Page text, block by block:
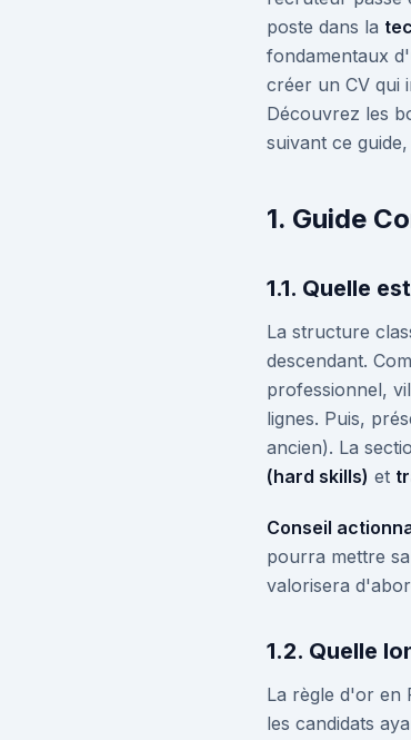
poste dans la
fondamentaux
créer un CV qui
Découvrez les
suivant ce
1. Guide
1.1. Quelle
La structure
descendant.
professionnel,
lignes. Puis,
ancien). La
(hard skills) et
Conseil
pourra mettre sa
valorisera
1.2. Quelle
La règle d'or en
les candidats